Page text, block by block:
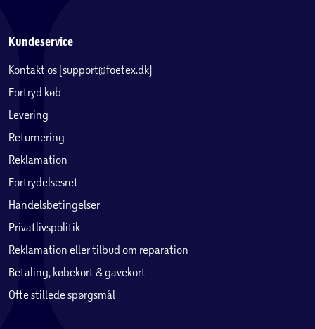
Kundeservice
Kontakt os (support@foetex.dk)
Fortryd køb
Levering
Returnering
Reklamation
Fortrydelsesret
Handelsbetingelser
Privatlivspolitik
Reklamation eller tilbud om reparation
Betaling, købekort & gavekort
Ofte stillede spørgsmål